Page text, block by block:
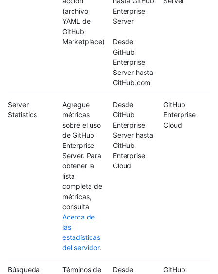
(archivo
YAML de
GitHub
Marketplace)
Enterprise
Server
Desde
GitHub
Enterprise
Server hasta
GitHub.com
Server
Statistics
Agregue
métricas
sobre el uso
de GitHub
Enterprise
Server. Para
obtener la
lista
completa de
métricas,
consulta
Acerca de
las
estadísticas
del servidor.
Desde
GitHub
Enterprise
Server hasta
GitHub
Enterprise
Cloud
GitHub
Enterprise
Cloud
Búsqueda
Términos de
Desde
GitHub